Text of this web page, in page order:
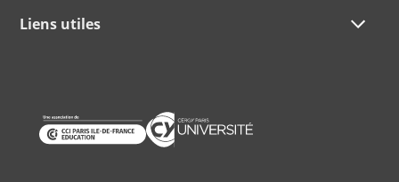
Liens utiles